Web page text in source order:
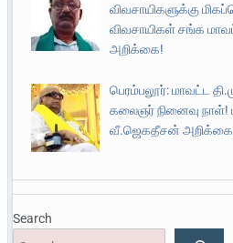
விவசாயிகளுக்கு
விவசாயிகள் சங்க
அறிக்கை!
பெரம்பலூர்: மாவட்ட
கலைஞர் நினைவு நாள்!
வீ.ஜெகதீசன்
Search